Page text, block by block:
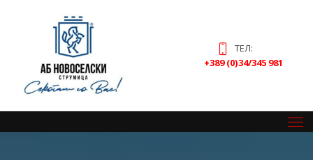
ТЕЛ:
+389 (0)34/345 981